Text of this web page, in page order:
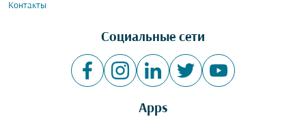
Контакты
Социальные сети
Apps